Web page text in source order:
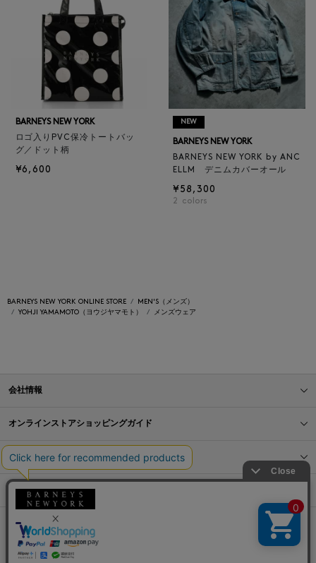
BARNEYS NEW YORK
ロゴ入りPVC保冷トートバッ
グ／ドット柄
¥6,600
NEW
BARNEYS NEW YORK
BARNEYS NEW YORK by ANC
ELLM デニムカバーオール
¥58,300
2 colors
BARNEYS NEW YORK ONLINE STORE
MEN'S（メンズ）
YOHJI YAMAMOTO（ヨウジヤマモト）
メンズウェア
会社情報
オンラインストアショッピングガイド
店舗情報
サービス